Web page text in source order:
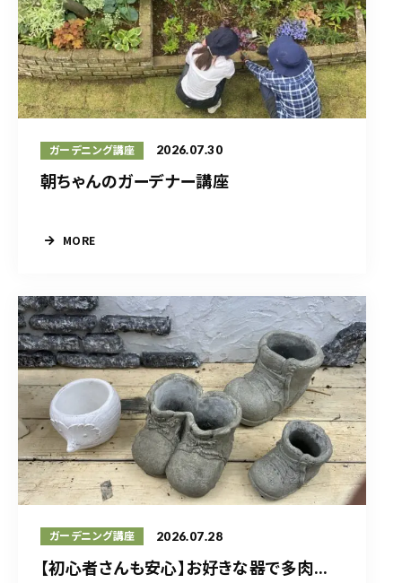
ガーデニング講座 2026.07.30
朝ちゃんのガーデナー講座
MORE
ガーデニング講座 2026.07.28
【初心者さんも安心】お好きな器で多肉...